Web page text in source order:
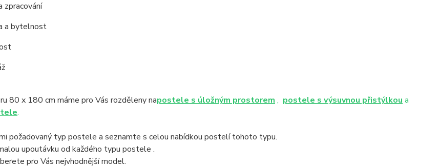
zpracování
a bytelnost
80 x 180 cm máme pro Vás rozděleny napostele s úložným prostorem , postele s výsuvnou přistýlkou a
.
požadovaný typ postele a seznamte s celou nabídkou postelí tohoto typu.
upoutávku od každého typu postele .
pro Vás nejvhodnější model.